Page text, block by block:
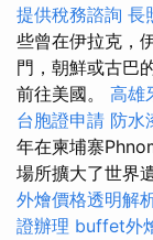
提供稅務諮詢 長
些曾在伊拉克，
門，朝鮮或古巴
前往美國。 高雄
台胞證申請 防水
年在柬埔寨
場所擴大了世界
外燴價格透明解
證辦理 buffet外